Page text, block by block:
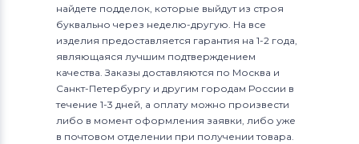
найдете подделок, которые выйдут из строя
буквально через неделю-другую. На все
изделия предоставляется гарантия на 1-2 года,
являющаяся лучшим подтверждением
качества. Заказы доставляются по Москва и
Санкт-Петербургу и другим городам России в
течение 1-3 дней, а оплату можно произвести
либо в момент оформления заявки, либо уже
в почтовом отделении при получении товара.